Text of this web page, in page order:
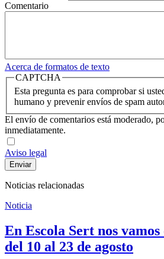
Comentario
Acerca de formatos de texto
CAPTCHA
Esta pregunta es para comprobar si
humano y prevenir envíos de spam
El envío de comentarios está moderado,
inmediatamente.
Aviso legal
Noticias relacionadas
Noticia
En Escola Sert nos vamos
del 10 al 23 de agosto